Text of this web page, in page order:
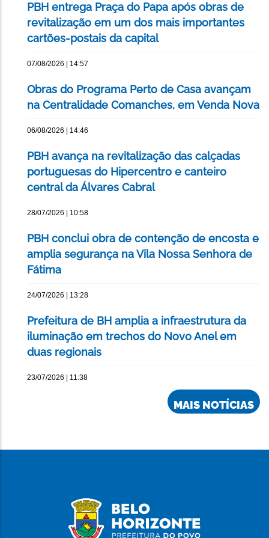
PBH entrega Praça do Papa após obras de
revitalização em um dos mais importantes
cartões-postais da capital
07/08/2026 | 14:57
Obras do Programa Perto de Casa avançam
na Centralidade Comanches, em Venda Nova
06/08/2026 | 14:46
PBH avança na revitalização das calçadas
portuguesas do Hipercentro e canteiro
central da Álvares Cabral
28/07/2026 | 10:58
PBH conclui obra de contenção de encosta e
amplia segurança na Vila Nossa Senhora de
Fátima
24/07/2026 | 13:28
Prefeitura de BH amplia a infraestrutura da
iluminação em trechos do Novo Anel em
duas regionais
23/07/2026 | 11:38
MAIS NOTÍCIAS